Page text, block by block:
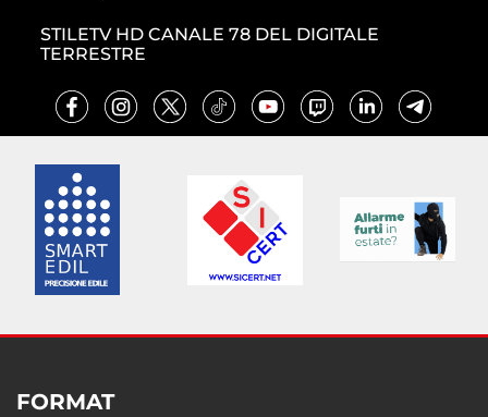
STILETV HD CANALE 78 DEL DIGITALE
TERRESTRE
FORMAT